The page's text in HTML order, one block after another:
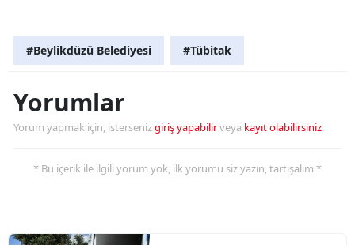
#Beylikdüzü Belediyesi #Tübitak
Yorumlar
Yorum yapmak için, istersenizgiriş yapabilirveya kayıt olabilirsiniz.
* Bu içerik ile ilgili yorum yok, ilk yorumu siz yazın, tartışalım *